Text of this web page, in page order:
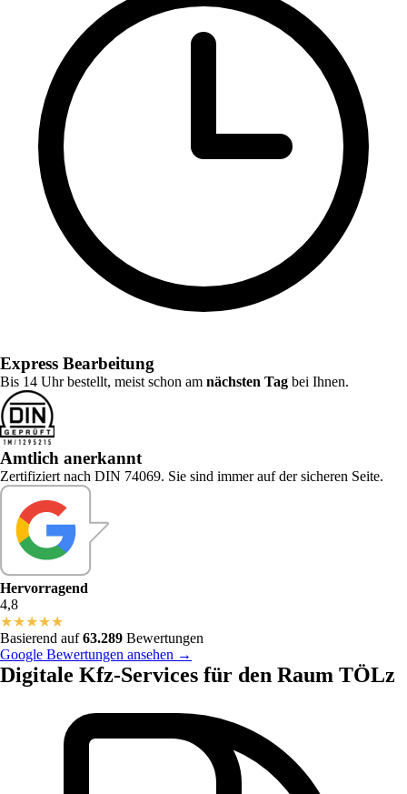
Express Bearbeitung
Bis 14 Uhr bestellt, meist schon am nächsten Tag bei Ihnen.
Amtlich anerkannt
Zertifiziert nach DIN 74069. Sie sind immer auf der sicheren Seite.
Hervorragend
4,8
★★★★★
Basierend auf63.289 Bewertungen
Google Bewertungen ansehen →
Digitale Kfz-Services für den Raum TÖLz